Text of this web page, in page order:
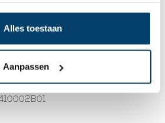
Alles toestaan
Aanpassen
91 4043MV Opheusden